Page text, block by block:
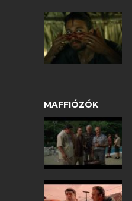
MAFFIÓZÓK